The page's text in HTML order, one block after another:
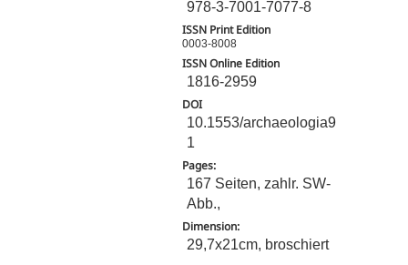
978-3-7001-7077-8
ISSN Print Edition
0003-8008
ISSN Online Edition
1816-2959
DOI
10.1553/archaeologia9
1
Pages:
167 Seiten, zahlr. SW-
Abb.,
Dimension:
29,7x21cm, broschiert